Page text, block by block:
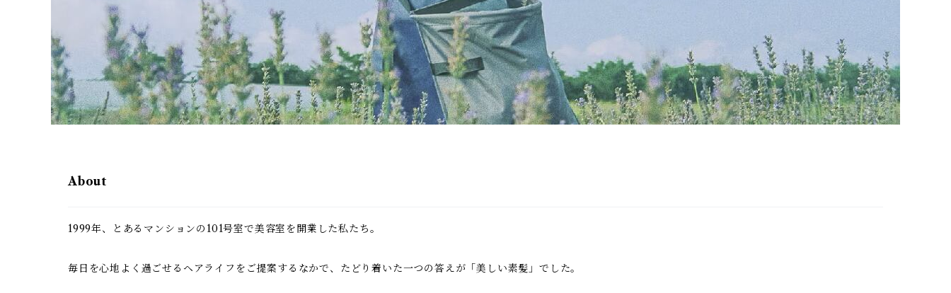
About
1999年、とあるマンションの101号室で美容室を開業した私たち。
毎日を心地よく過ごせるヘアライフをご提案するなかで、たどり着いた一つの答えが「美しい素髪」でした。